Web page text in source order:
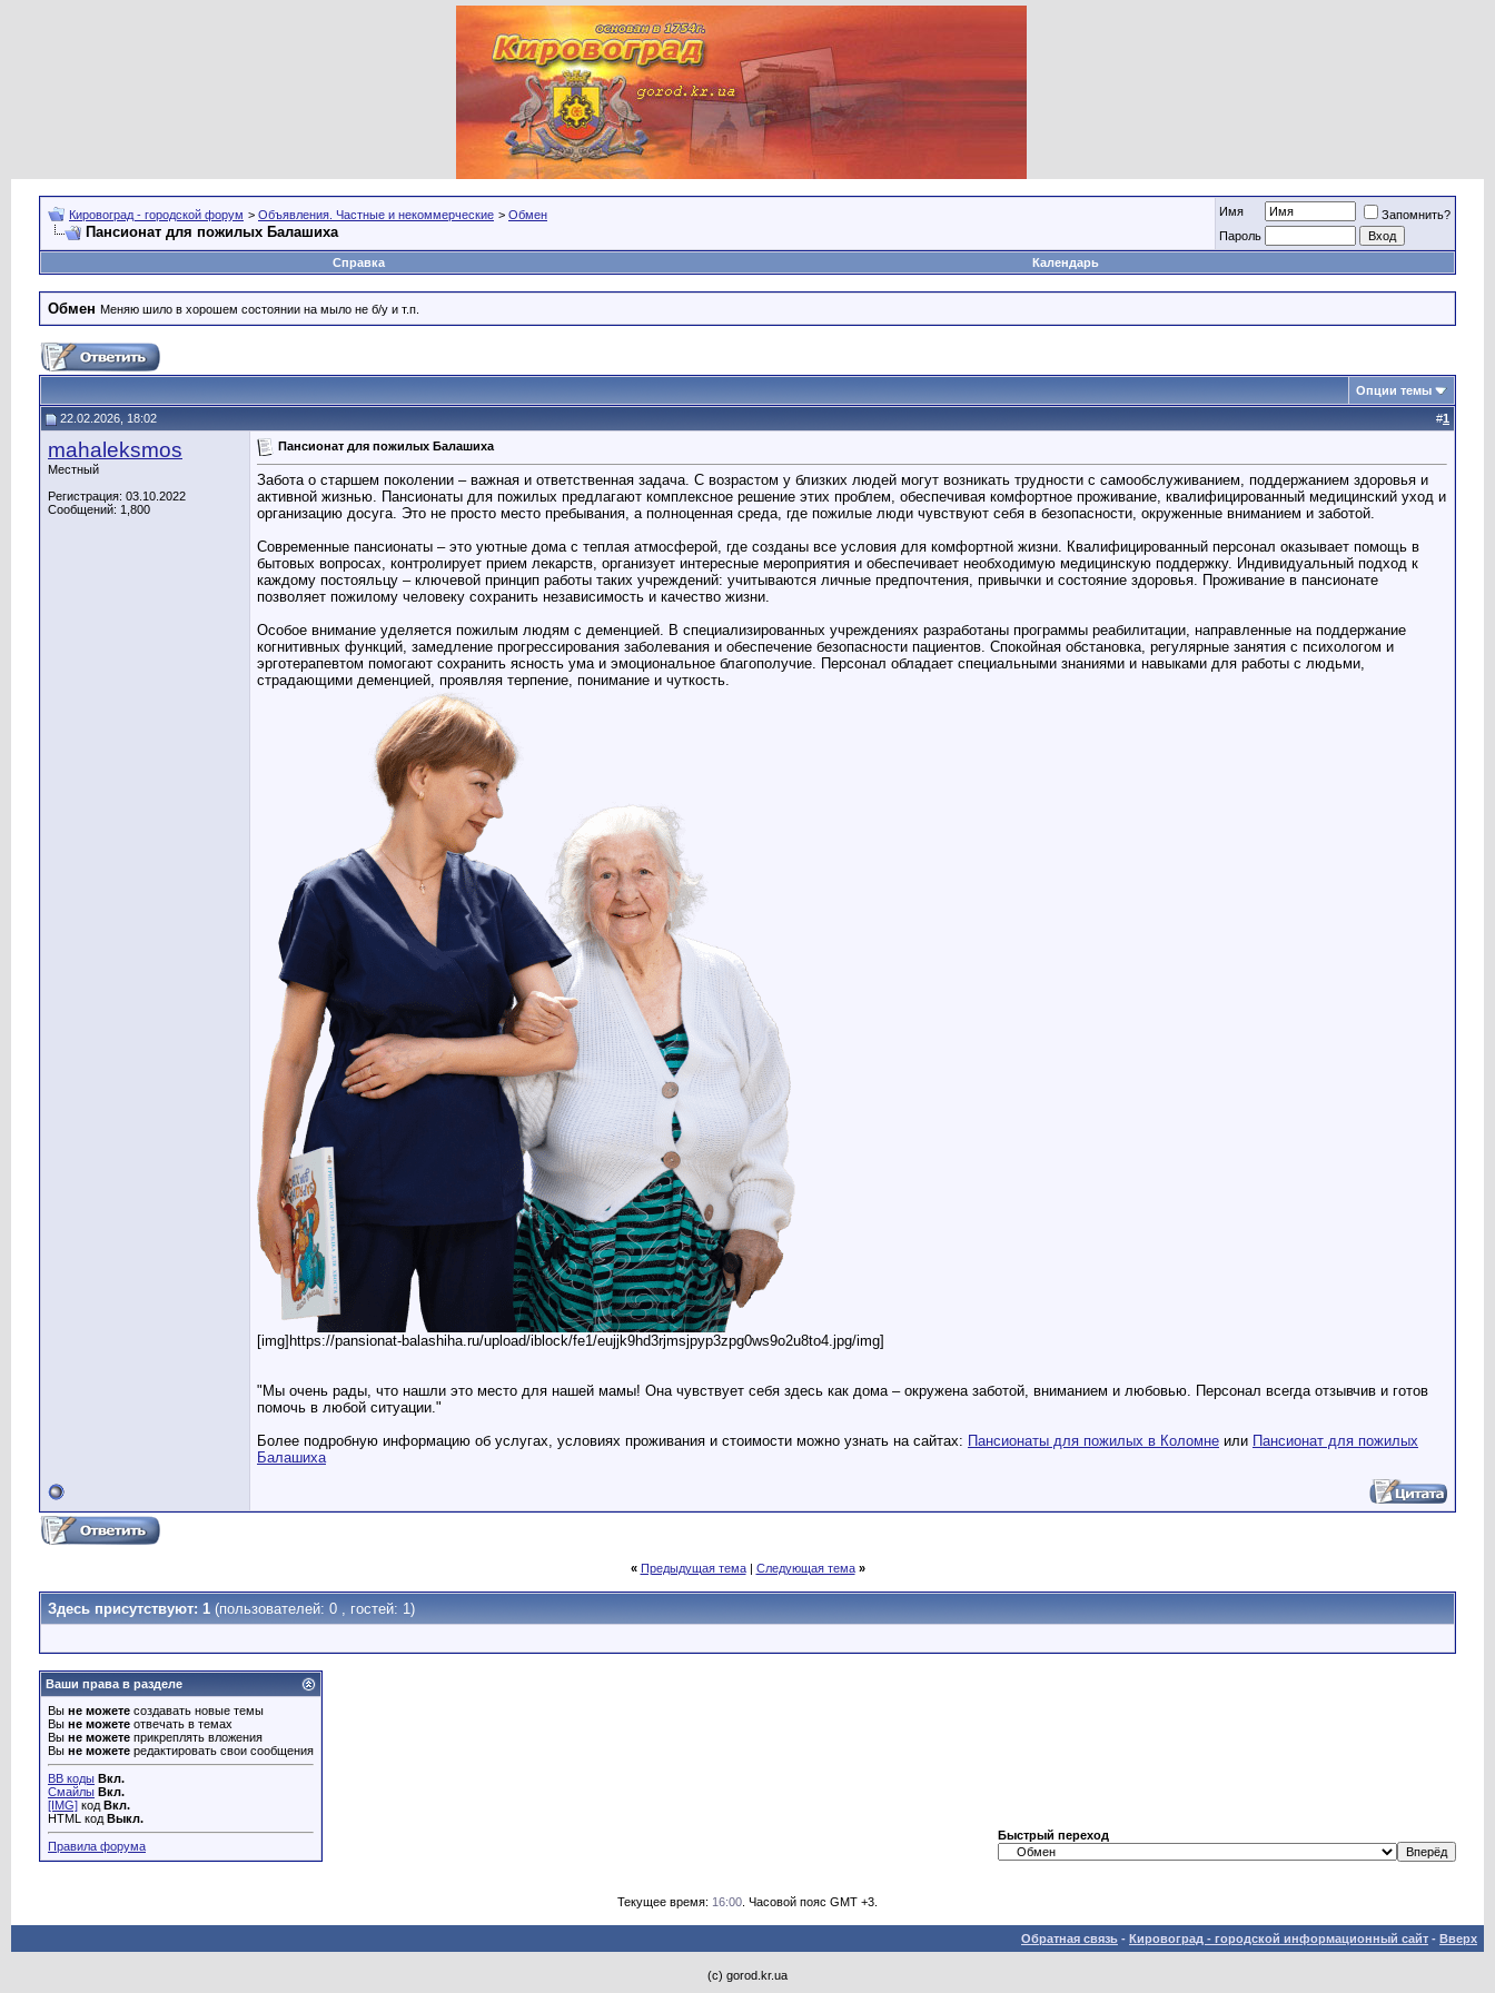
Кировоград - городской форум > Объявления. Частные и некоммерческие > Обмен
Пансионат для пожилых Балашиха
Имя
Запомнить?
Пароль
Справка
Календарь
Обмен Меняю шило в хорошем состоянии на мыло не б/у и т.п.
Опции темы
22.02.2026, 18:02 #1
mahaleksmos
Местный
Регистрация: 03.10.2022
Сообщений: 1,800
Пансионат для пожилых Балашиха
Забота о старшем поколении – важная и ответственная задача. С возрастом у близких людей могут возникать трудности с самообслуживанием, поддержанием здоровья и
активной жизнью. Пансионаты для пожилых предлагают комплексное решение этих проблем, обеспечивая комфортное проживание, квалифицированный медицинский уход и
организацию досуга. Это не просто место пребывания, а полноценная среда, где пожилые люди чувствуют себя в безопасности, окруженные вниманием и заботой.
Современные пансионаты – это уютные дома с теплая атмосферой, где созданы все условия для комфортной жизни. Квалифицированный персонал оказывает помощь в
бытовых вопросах, контролирует прием лекарств, организует интересные мероприятия и обеспечивает необходимую медицинскую поддержку. Индивидуальный подход к
каждому постояльцу – ключевой принцип работы таких учреждений: учитываются личные предпочтения, привычки и состояние здоровья. Проживание в пансионате
позволяет пожилому человеку сохранить независимость и качество жизни.
Особое внимание уделяется пожилым людям с деменцией. В специализированных учреждениях разработаны программы реабилитации, направленные на поддержание
когнитивных функций, замедление прогрессирования заболевания и обеспечение безопасности пациентов. Спокойная обстановка, регулярные занятия с психологом и
эрготерапевтом помогают сохранить ясность ума и эмоциональное благополучие. Персонал обладает специальными знаниями и навыками для работы с людьми,
страдающими деменцией, проявляя терпение, понимание и чуткость.
[img]https://pansionat-balashiha.ru/upload/iblock/fe1/eujjk9hd3rjmsjpyp3zpg0ws9o2u8to4.jpg/img]
"Мы очень рады, что нашли это место для нашей мамы! Она чувствует себя здесь как дома – окружена заботой, вниманием и любовью. Персонал всегда отзывчив и готов
помочь в любой ситуации."
Более подробную информацию об услугах, условиях проживания и стоимости можно узнать на сайтах: Пансионаты для пожилых в Коломне или Пансионат для пожилых
Балашиха
« Предыдущая тема| Следующая тема »
Здесь присутствуют: 1 (пользователей: 0 , гостей: 1)
Ваши права в разделе
Вы не можете создавать новые темы
Вы не можете отвечать в темах
Вы не можете прикреплять вложения
Вы не можете редактировать свои сообщения
BB коды Вкл.
Смайлы Вкл.
[IMG] код Вкл.
HTML код Выкл.
Правила форума
Быстрый переход
Текущее время: 16:00 . Часовой пояс GMT +3.
Обратная связь - Кировоград - городской информационный сайт - Вверх
(с) gorod.kr.ua